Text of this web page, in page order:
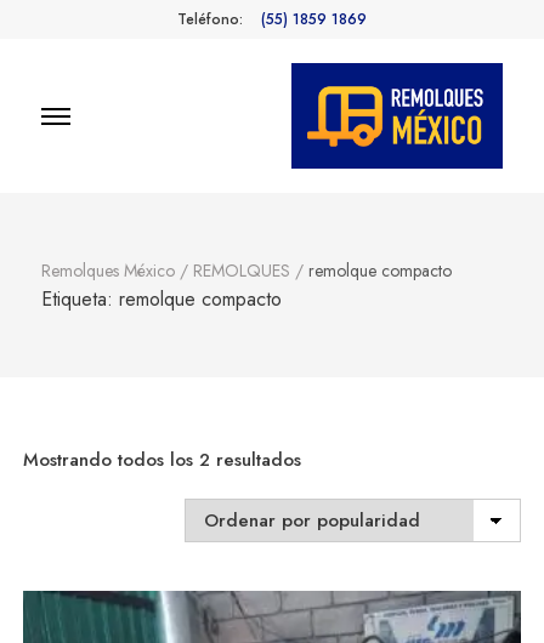
Teléfono: (55) 1859 1869
Remolques México / REMOLQUES / remolque compacto
Etiqueta: remolque compacto
Mostrando todos los 2 resultadosSorted
popularity